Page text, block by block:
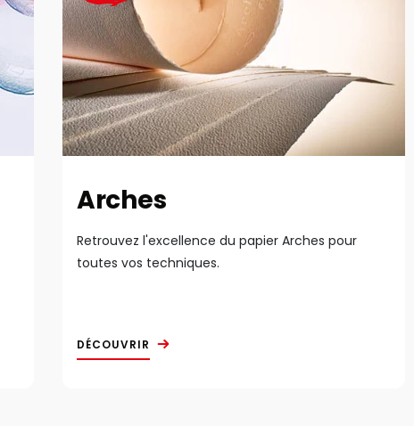
Arches
Retrouvez l'excellence du papier Arches pour
toutes vos techniques.
DÉCOUVRIR